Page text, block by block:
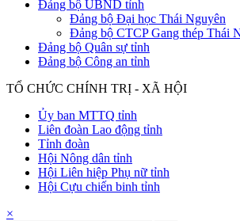
Đảng bộ UBND tỉnh
Đảng bộ Đại học Thái Nguyên
Đảng bộ CTCP Gang thép Thái
Đảng bộ Quân sự tỉnh
Đảng bộ Công an tỉnh
TỔ CHỨC CHÍNH TRỊ - XÃ HỘI
Ủy ban MTTQ tỉnh
Liên đoàn Lao động tỉnh
Tỉnh đoàn
Hội Nông dân tỉnh
Hội Liên hiệp Phụ nữ tỉnh
Hội Cựu chiến binh tỉnh
×